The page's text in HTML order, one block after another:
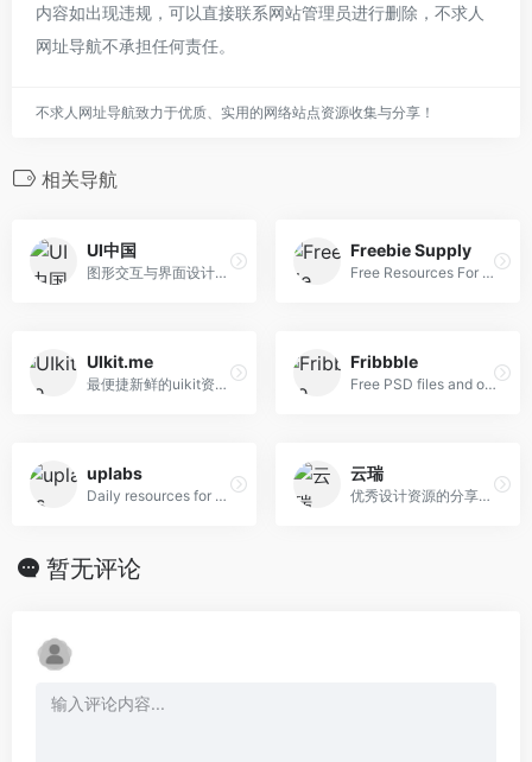
内容如出现违规，可以直接联系网站管理员进行删除，不求人
网址导航不承担任何责任。
不求人网址导航致力于优质、实用的网络站点资源收集与分享！
相关导航
UI中国
图形交互与界面设计交流、作品展示、学习平台。
Freebie Supply
Free Resources For Designers
UIkit.me
最便捷新鲜的uikit资源下载网站
Fribbble
Free PSD files and other free design resources by Dribbblers.
uplabs
Daily resources for product designers & developers
云瑞
优秀设计资源的分享网站
暂无评论